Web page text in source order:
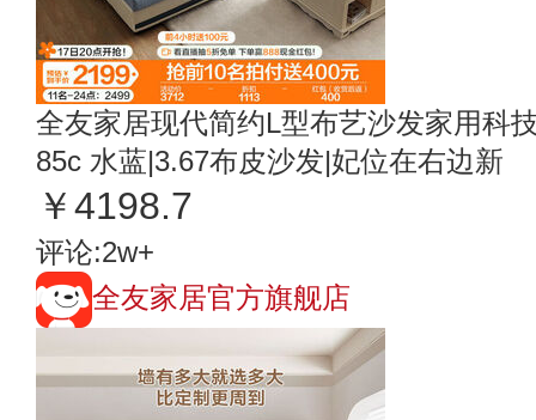
全友家居现代简约L型布艺沙发家用科
85c 水蓝|3.67布皮沙发|妃位在右边新
￥4198.7
评论:2w+
全友家居官方旗舰店